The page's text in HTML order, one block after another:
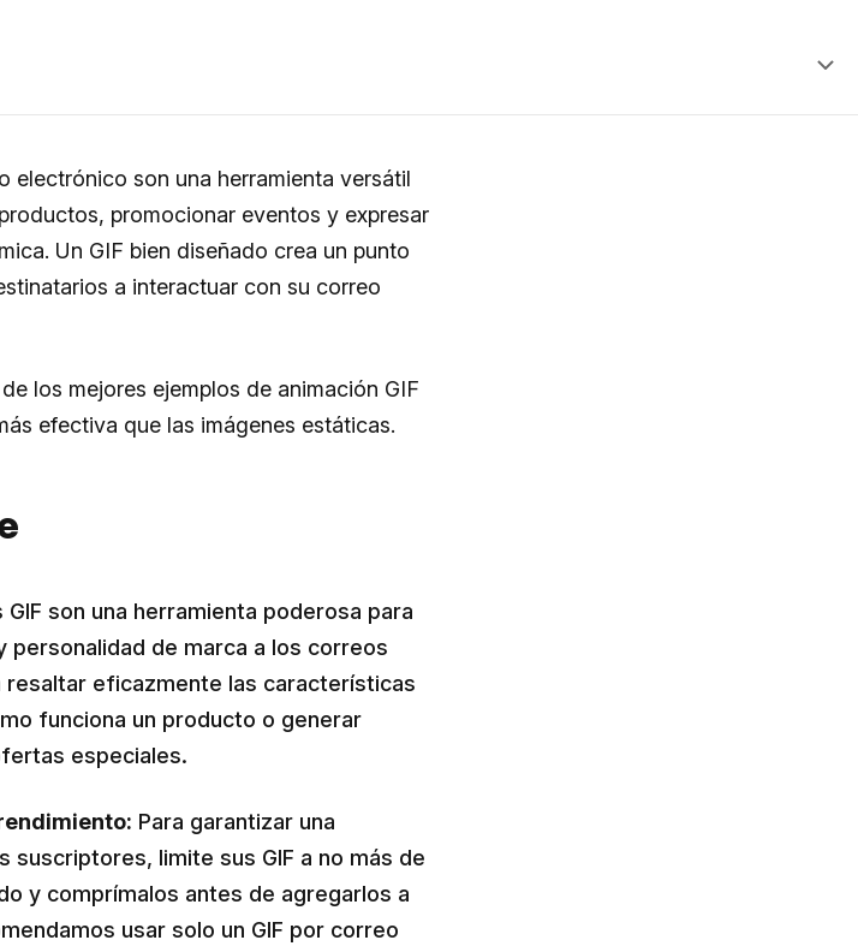
electrónico son una herramienta versátil
promocionar eventos y expresar
Un GIF bien diseñado crea un punto
a interactuar con su correo
los mejores ejemplos de animación GIF
efectiva que las imágenes estáticas.
GIF son una herramienta poderosa para
personalidad de marca a los correos
eficazmente las características
funciona un producto o generar
especiales.
Para garantizar una
suscriptores, limite sus GIF a no más de
y comprímalos antes de agregarlos a
usar solo un GIF por correo